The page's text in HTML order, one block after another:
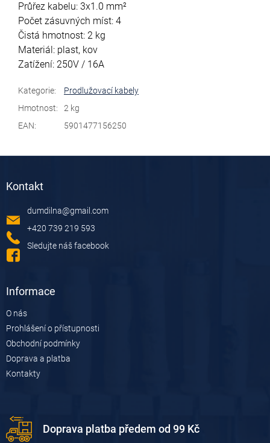
Průřez kabelu: 3x1.0 mm²
Počet zásuvných míst: 4
Čistá hmotnost: 2 kg
Materiál: plast, kov
Zatížení: 250V / 16A
Kategorie:
Prodlužovací kabely
Hmotnost:
2 kg
EAN: 5901477156250
Kontakt
dumdilna@gmail.com
+420 739 219 593
Sledujte náš facebook
Informace
O nás
Prohlášení o přístupnosti
Obchodní podmínky
Doprava a platba
Kontakty
Doprava platba předem od 99 Kč